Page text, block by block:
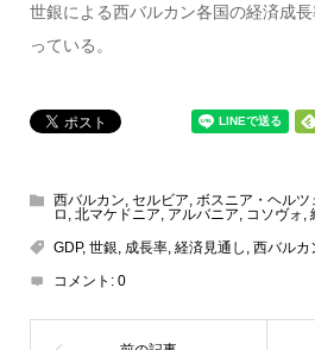
世銀による西バルカン各国の経済成
っている。
西バルカン, セルビア, ボスニア・ヘルツ
ロ , 北マケドニア, アルバニア, コソヴォ ,
GDP, 世銀, 成長率, 経済見通し , 西バルカ
コメント: 0